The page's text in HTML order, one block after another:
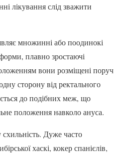
лікування слід зважити
множинні або поодинокі
плавно зростаючі
вони розміщені поруч
сторону від ректального
до подібних меж, що
положення навколо ануса.
Дуже часто
хаскі, кокер спанієлів,